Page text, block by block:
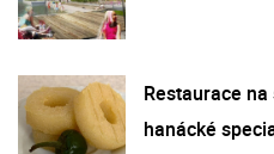
Restaurace
hanácké